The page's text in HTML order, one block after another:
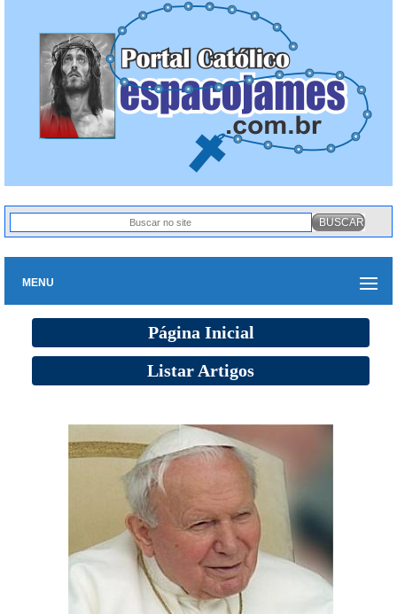
MENU
Página Inicial
Listar Artigos